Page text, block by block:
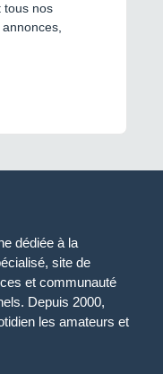
tous nos
dédiée à la
site de
et communauté
Depuis 2000,
les amateurs et